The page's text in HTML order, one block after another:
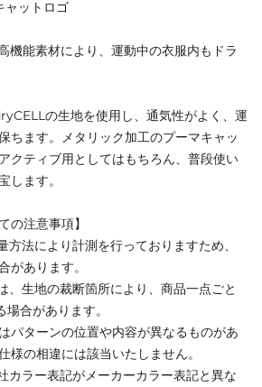
ャットロゴ
機能素材により、運動中の衣服内もドラ
の生地を使用し、通気性がよく、運
ちます。メタリック加工のプーマキャッ
クティブ用としてはもちろん、普段使い
します。
の注意事項】
法により計測を行っておりますため、
があります。
生地の裁断箇所により、商品一点ごと
合があります。
パターンの位置や内容が異なるものがあ
様の相違には該当いたしません。
カラー表記がメーカーカラー表記と異な